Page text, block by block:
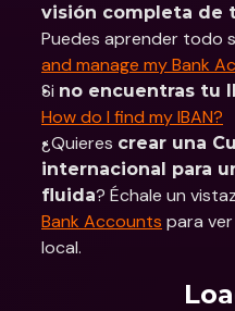
visión completa de
Puedes aprender todo
and manage my Bank
Si no encuentras tu
How do I find my IBAN?
¿Quieres crear una
internacional para
fluida? Échale un
Bank Accounts para
local.